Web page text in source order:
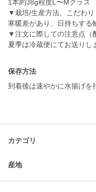
1本約38g程度L〜Mクラス
▼栽培/生産方法、こだわり
寒暖差があり、日持ちする
▼注文に際しての注意点（
夏季は冷蔵便にてお送りし
保存方法
到着後は速やかに水揚げを
カテゴリ
産地